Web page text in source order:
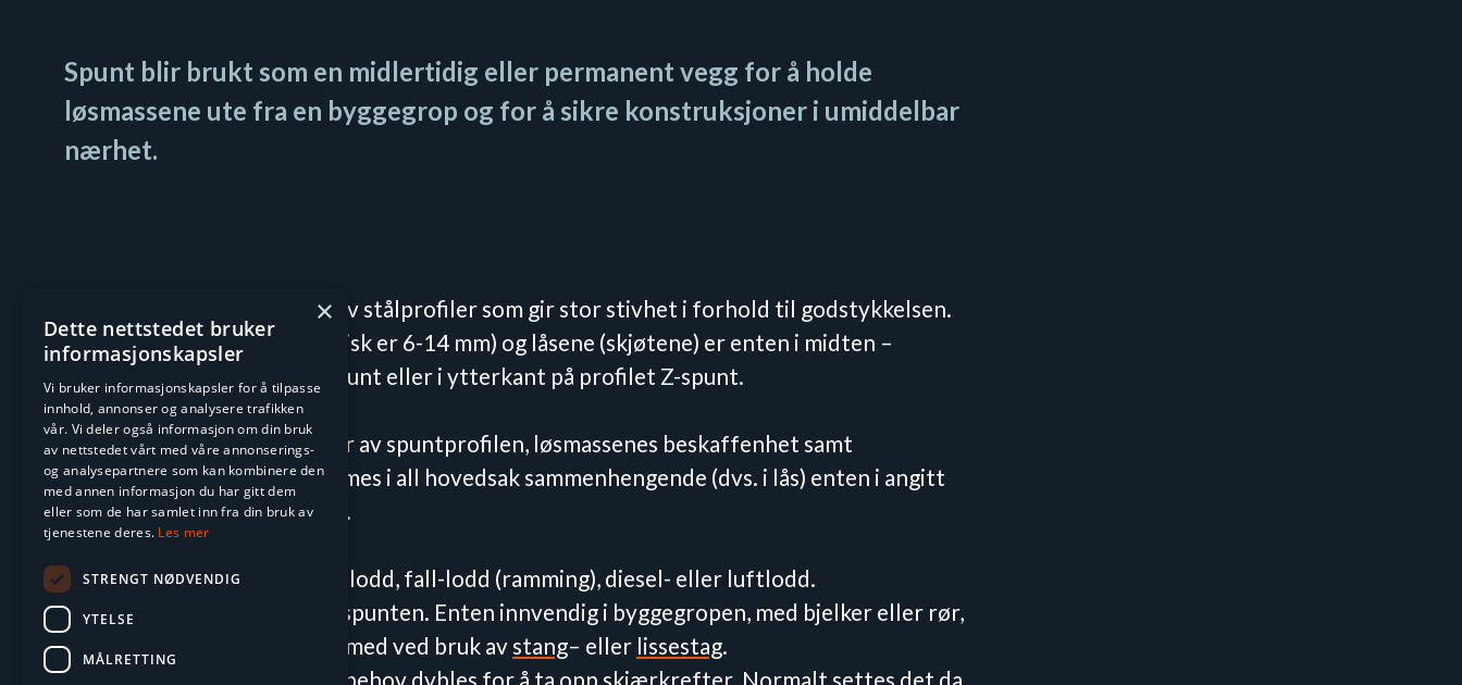
Spunt blir brukt som en midlertidig eller permanent vegg for å holde
løsmassene ute fra en byggegrop og for å sikre konstruksjoner i umiddelbar
nærhet.
Spunten (spuntnålene) består av stålprofiler som gir stor stivhet i forhold til godstykkelsen.
Profilene er relativt tynne (typisk er 6-14 mm) og låsene (skjøtene) er enten i midten –
nøytralaksen – på profilet U-spunt eller i ytterkant på profilet Z-spunt.
Neddrivingsmotstand avhenger av spuntprofilen, løsmassenes beskaffenhet samt
grunnvannsnivå. Profilene rammes i all hovedsak sammenhengende (dvs. i lås) enten i angitt
lengde i løsmasser eller til berg.
Rammeutstyret kan være vibrolodd, fall-lodd (ramming), diesel- eller luftlodd.
Ved dype utgravinger avstives spunten. Enten innvendig i byggegropen, med bjelker eller rør,
eller med bakforankring, f.eks. med ved bruk av stang– eller lissestag.
Spunt som står på fjell kan ved behov dybles for å ta opp skjærkrefter. Normalt settes det da
×
Dette nettstedet bruker
informasjonskapsler
Vi bruker informasjonskapsler for å tilpasse
innhold, annonser og analysere trafikken
vår. Vi deler også informasjon om din bruk
av nettstedet vårt med våre annonserings-
og analysepartnere som kan kombinere den
med annen informasjon du har gitt dem
eller som de har samlet inn fra din bruk av
tjenestene deres. Les mer
STRENGT NØDVENDIG
YTELSE
MÅLRETTING